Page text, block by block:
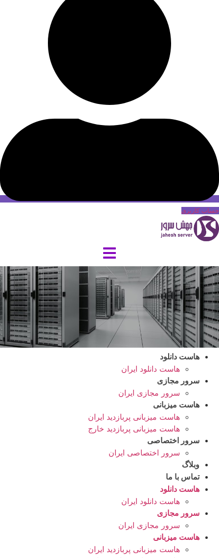
حساب کاربری
هاست دانلود
هاست دانلود ایران
سرور مجازی
سرور مجازی ایران
هاست میزبانی
هاست میزبانی پربازدید ایران
هاست میزبانی پربازدید خارج
سرور اختصاصی
سرور اختصاصی ایران
وبلاگ
تماس با ما
هاست دانلود
هاست دانلود ایران
سرور مجازی
سرور مجازی ایران
هاست میزبانی
هاست میزبانی پربازدید ایران